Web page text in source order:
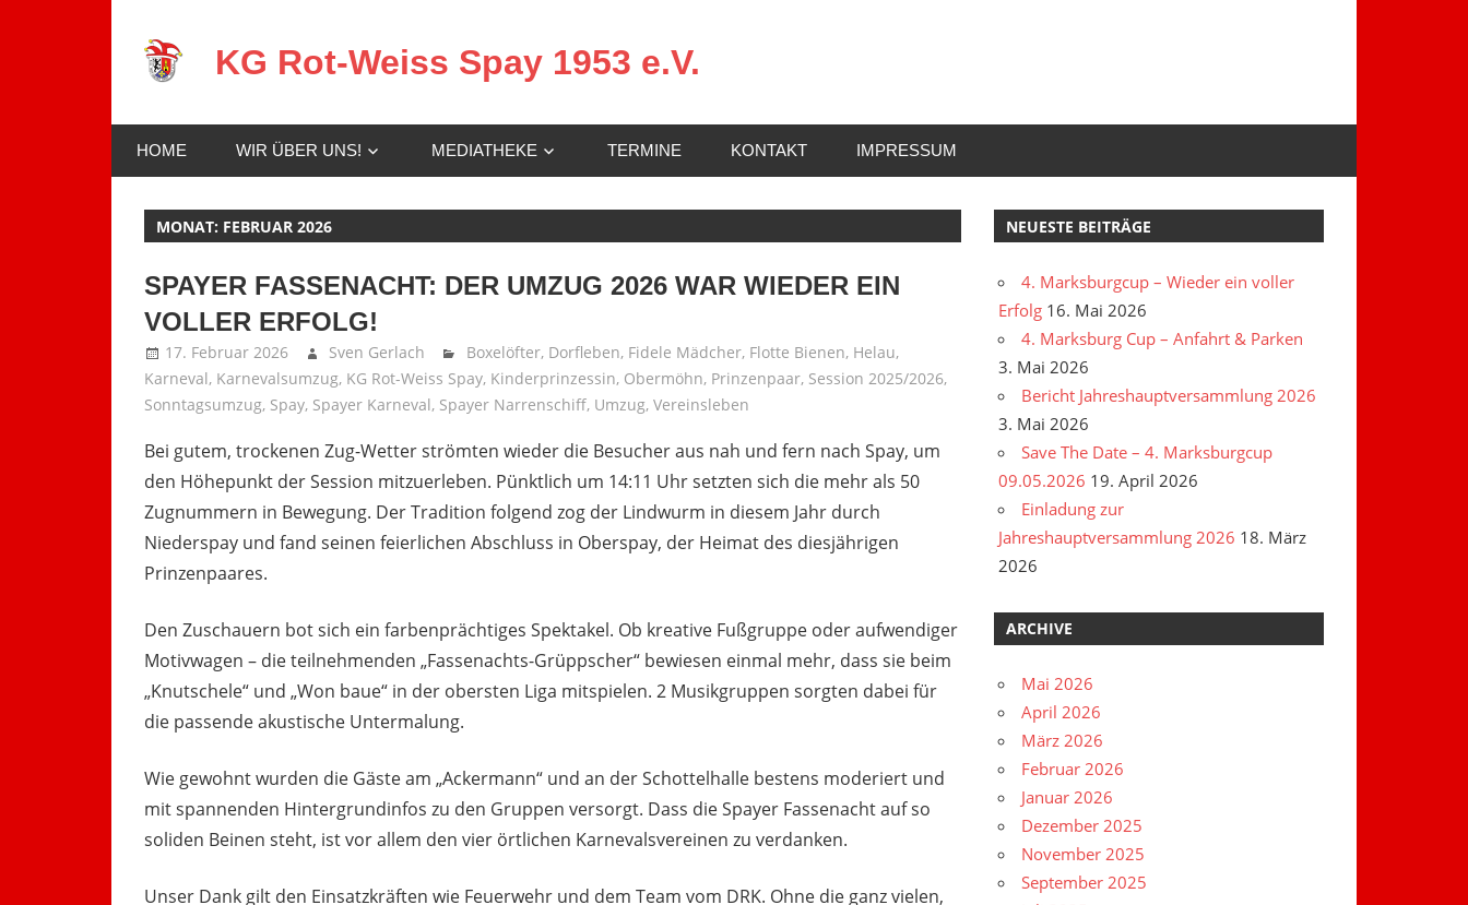
Inhalt
springen
KG Rot-Weiss Spay 1953 e.V.
in
Spay!
HOME WIR ÜBER UNS! MEDIATHEKE TERMINE KONTAKT IMPRESSUM
MONAT: FEBRUAR 2026
SPAYER FASSENACHT: DER UMZUG 2026 WAR WIEDER EIN
VOLLER ERFOLG!
17. Februar 2026 Sven Gerlach Boxelöfter, Dorfleben, Fidele Mädcher, Flotte Bienen, Helau,
Karneval, Karnevalsumzug, KG Rot-Weiss Spay, Kinderprinzessin, Obermöhn, Prinzenpaar, Session 2025/2026,
Sonntagsumzug, Spay, Spayer Karneval, Spayer Narrenschiff, Umzug, Vereinsleben
Bei gutem, trockenen Zug-Wetter strömten wieder die Besucher aus nah und fern nach Spay, um
den Höhepunkt der Session mitzuerleben. Pünktlich um 14:11 Uhr setzten sich die mehr als 50
Zugnummern in Bewegung. Der Tradition folgend zog der Lindwurm in diesem Jahr durch
Niederspay und fand seinen feierlichen Abschluss in Oberspay, der Heimat des diesjährigen
Prinzenpaares.
Den Zuschauern bot sich ein farbenprächtiges Spektakel. Ob kreative Fußgruppe oder aufwendiger
Motivwagen – die teilnehmenden „Fassenachts-Grüppscher“ bewiesen einmal mehr, dass sie beim
„Knutschele“ und „Won baue“ in der obersten Liga mitspielen. 2 Musikgruppen sorgten dabei für
die passende akustische Untermalung.
Wie gewohnt wurden die Gäste am „Ackermann“ und an der Schottelhalle bestens moderiert und
mit spannenden Hintergrundinfos zu den Gruppen versorgt. Dass die Spayer Fassenacht auf so
soliden Beinen steht, ist vor allem den vier örtlichen Karnevalsvereinen zu verdanken.
Unser Dank gilt den Einsatzkräften wie Feuerwehr und dem Team vom DRK. Ohne die ganz vielen,
NEUESTE BEITRÄGE
4. Marksburgcup – Wieder ein voller
Erfolg 16. Mai 2026
4. Marksburg Cup – Anfahrt & Parken
3. Mai 2026
Bericht Jahreshauptversammlung 2026
3. Mai 2026
Save The Date – 4. Marksburgcup
09.05.2026 19. April 2026
Einladung zur
Jahreshauptversammlung 2026 18. März
2026
ARCHIVE
Mai 2026
April 2026
März 2026
Februar 2026
Januar 2026
Dezember 2025
November 2025
September 2025